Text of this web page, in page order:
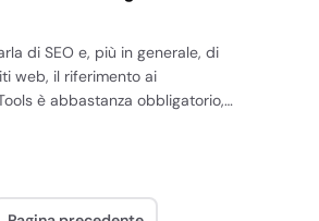
di SEO e, più in generale, di
web, il riferimento ai
è abbastanza obbligatorio,